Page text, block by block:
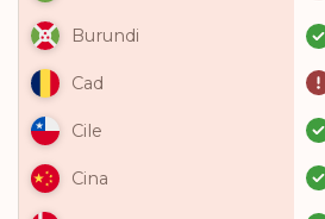
Burundi
Cad
Cile
Cina